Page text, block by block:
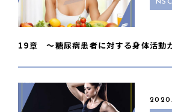
19章 〜糖尿病患者に対する身体活動